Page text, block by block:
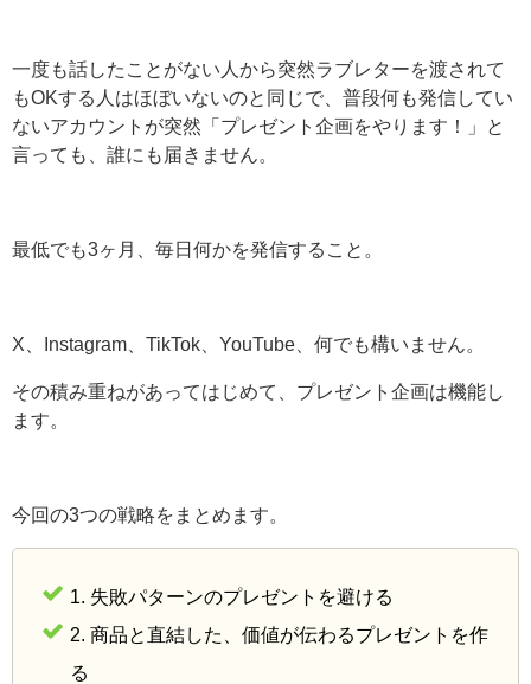
一度も話したことがない人から突然ラブレターを渡されて
もOKする人はほぼいないのと同じで、普段何も発信してい
ないアカウントが突然「プレゼント企画をやります！」と
言っても、誰にも届きません。
最低でも3ヶ月、毎日何かを発信すること。
X、Instagram、TikTok、YouTube、何でも構いません。
その積み重ねがあってはじめて、プレゼント企画は機能し
ます。
今回の3つの戦略をまとめます。
1. 失敗パターンのプレゼントを避ける
2. 商品と直結した、価値が伝わるプレゼントを作
る